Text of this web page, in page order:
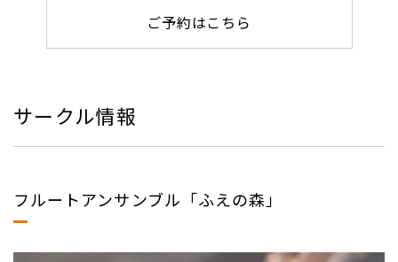
ご予約はこちら
サークル情報
フルートアンサンブル「ふえの森」